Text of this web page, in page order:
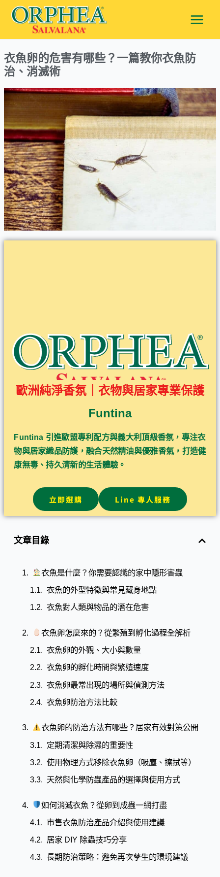
內
容
衣魚卵的危害有哪些？一篇教你衣魚防
治、消滅術
歐洲純淨香氛｜衣物與居家專業保護
Funtina
Funtina 引進歐盟專利配方與義大利頂級香氛，專注衣
物與居家織品防護，融合天然精油與優雅香氣，打造健
康無毒、持久清新的生活體驗。
立即選購 Line 專人服務
文章目錄
衣魚是什麼？你需要認識的家中隱形害蟲
衣魚的外型特徵與常見藏身地點
衣魚對人類與物品的潛在危害
衣魚卵怎麼來的？從繁殖到孵化過程全解析
衣魚卵的外觀、大小與數量
衣魚卵的孵化時間與繁殖速度
衣魚卵最常出現的場所與偵測方法
衣魚卵防治方法比較
衣魚卵的防治方法有哪些？居家有效對策公開
定期清潔與除濕的重要性
使用物理方式移除衣魚卵（吸塵、擦拭等）
天然與化學防蟲產品的選擇與使用方式
如何消滅衣魚？從卵到成蟲一網打盡
市售衣魚防治產品介紹與使用建議
居家 DIY 除蟲技巧分享
長期防治策略：避免再次孳生的環境建議